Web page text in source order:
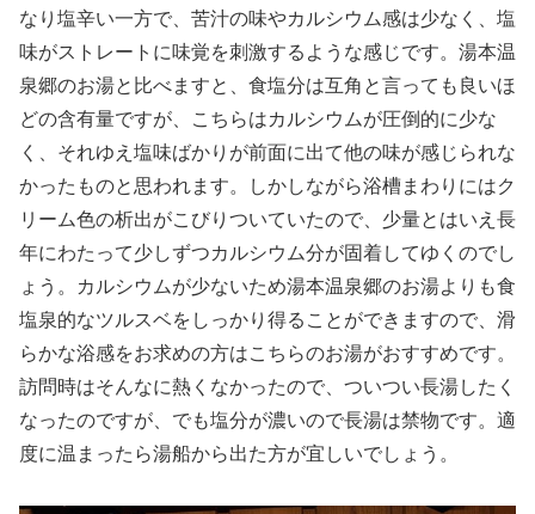
なり塩辛い一方で、苦汁の味やカルシウム感は少なく、塩
味がストレートに味覚を刺激するような感じです。湯本温
泉郷のお湯と比べますと、食塩分は互角と言っても良いほ
どの含有量ですが、こちらはカルシウムが圧倒的に少な
く、それゆえ塩味ばかりが前面に出て他の味が感じられな
かったものと思われます。しかしながら浴槽まわりにはク
リーム色の析出がこびりついていたので、少量とはいえ長
年にわたって少しずつカルシウム分が固着してゆくのでし
ょう。カルシウムが少ないため湯本温泉郷のお湯よりも食
塩泉的なツルスベをしっかり得ることができますので、滑
らかな浴感をお求めの方はこちらのお湯がおすすめです。
訪問時はそんなに熱くなかったので、ついつい長湯したく
なったのですが、でも塩分が濃いので長湯は禁物です。適
度に温まったら湯船から出た方が宜しいでしょう。